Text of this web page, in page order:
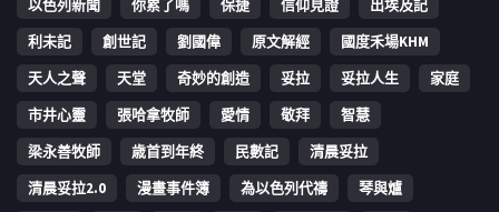
以色列新聞
你累了嗎 保捷 信仰見證
出埃及記
利未記
創世記 劉國偉 原文解經
國度禾場KHM
天人之聲
天堂 奇妙的創造 妥拉 妥拉人生
家庭
市井心靈
張哈拿牧師 愛情 敬拜
智慧
梁永善牧師
歳首到年終 民數記
清晨妥拉
清晨妥拉2.0
漫畫事件簿 為以色列代禱
琴與爐